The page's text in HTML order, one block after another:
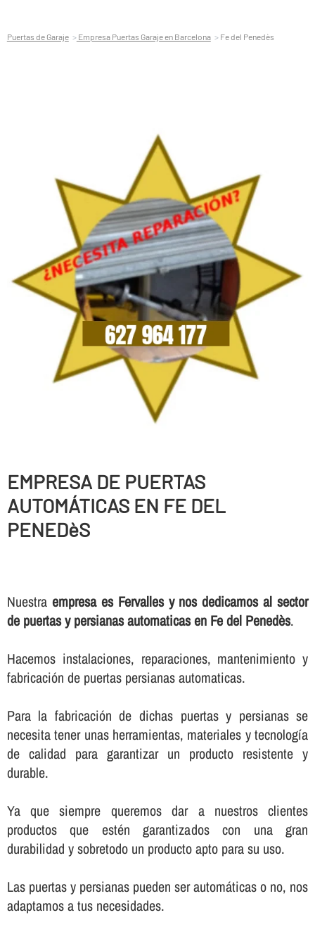
Puertas de Garaje Empresa Puertas Garaje en Barcelona Fe del Penedès
EMPRESA DE PUERTAS
AUTOMÁTICAS EN FE DEL
PENEDèS
Nuestra empresa es Fervalles y nos dedicamos al sector
de puertas y persianas automaticas en Fe del Penedès.
Hacemos instalaciones, reparaciones, mantenimiento y
fabricación de puertas persianas automaticas.
Para la fabricación de dichas puertas y persianas se
necesita tener unas herramientas, materiales y tecnologí­a
de calidad para garantizar un producto resistente y
durable.
Ya que siempre queremos dar a nuestros clientes
productos que estén garantizados con una gran
durabilidad y sobretodo un producto apto para su uso.
Las puertas y persianas pueden ser automáticas o no, nos
adaptamos a tus necesidades.